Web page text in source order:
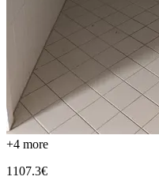
+4 more
1107.3€